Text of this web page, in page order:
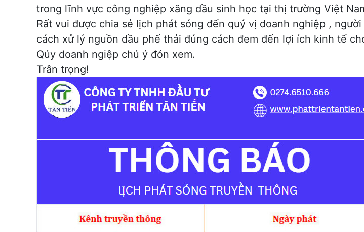
trong lĩnh vực công nghiệp xăng dầu sinh học tại thị trường Việt
Rất vui được chia sẻ lịch phát sóng đến quý vị doanh nghiệp ,
cách xử lý nguồn dầu phế thải đúng cách đem đến lợi ích kinh tế
Qúy doanh ngiệp chú ý đón xem.
Trân trọng!